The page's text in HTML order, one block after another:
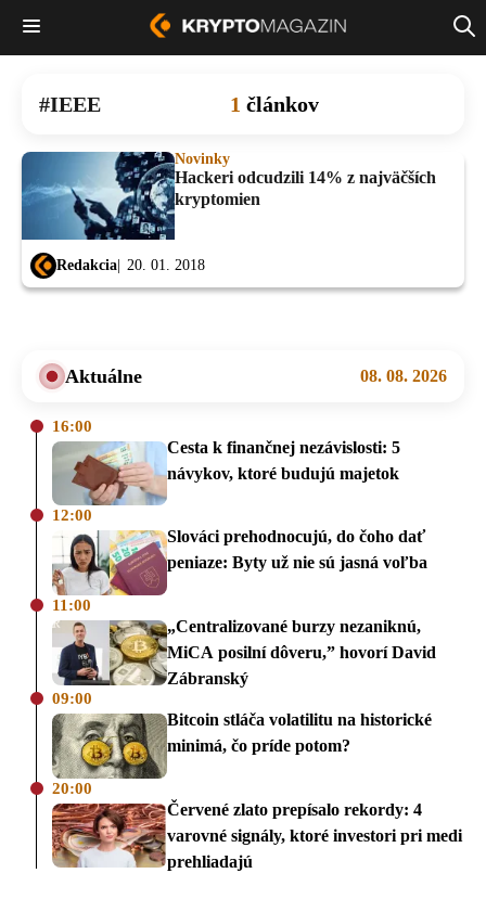
IEEE 1 článkov
Novinky
Hackeri odcudzili 14% z najväčších
kryptomien
Redakcia 20. 01. 2018
Aktuálne 08. 08. 2026
16:00
Cesta k finančnej nezávislosti: 5
návykov, ktoré budujú majetok
12:00
Slováci prehodnocujú, do čoho dať
peniaze: Byty už nie sú jasná voľba
11:00
„Centralizované burzy nezaniknú,
MiCA posilní dôveru,” hovorí David
Zábranský
09:00
Bitcoin stláča volatilitu na historické
minimá, čo príde potom?
20:00
Červené zlato prepísalo rekordy: 4
varovné signály, ktoré investori pri medi
prehliadajú